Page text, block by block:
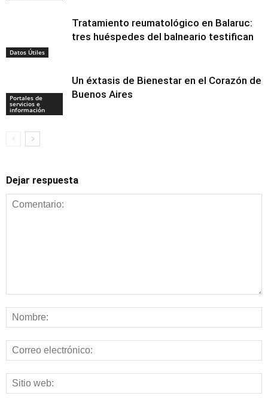
Datos Útiles
Tratamiento reumatológico en Balaruc:
tres huéspedes del balneario testifican
Portales de
servicios e
información
Un éxtasis de Bienestar en el Corazón de
Buenos Aires
Dejar respuesta